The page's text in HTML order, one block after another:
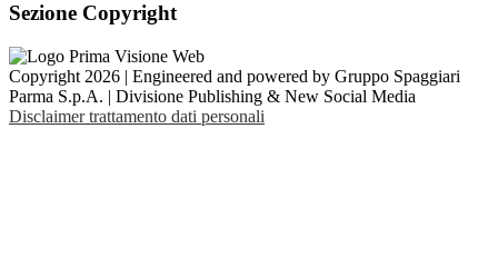
Sezione Copyright
Copyright 2026 | Engineered and powered by Gruppo Spaggiari
Parma S.p.A. | Divisione Publishing & New Social Media
Disclaimer trattamento dati personali